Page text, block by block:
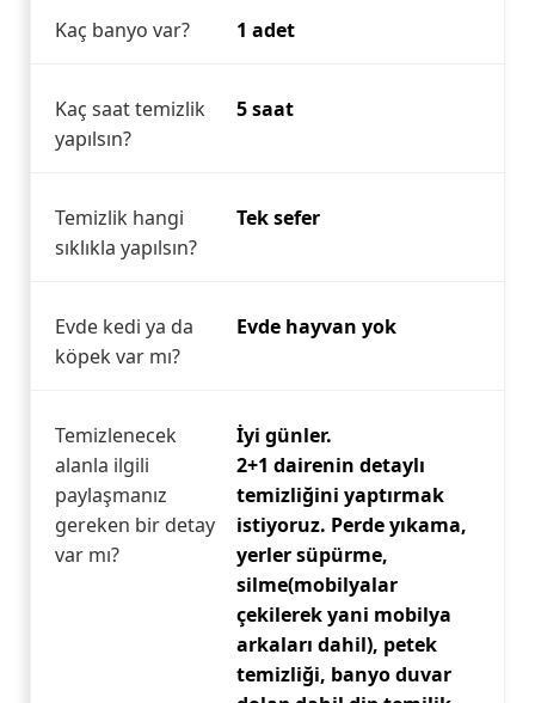
Kaç banyo var? 1 adet
Kaç saat temizlik
yapılsın?
5 saat
Temizlik hangi
sıklıkla yapılsın?
Tek sefer
Evde kedi ya da
köpek var mı?
Evde hayvan yok
Temizlenecek
alanla ilgili
paylaşmanız
gereken bir detay
var mı?
İyi günler.
2+1 dairenin detaylı
temizliğini yaptırmak
istiyoruz. Perde yıkama,
yerler süpürme,
silme(mobilyalar
çekilerek yani mobilya
arkaları dahil), petek
temizliği, banyo duvar